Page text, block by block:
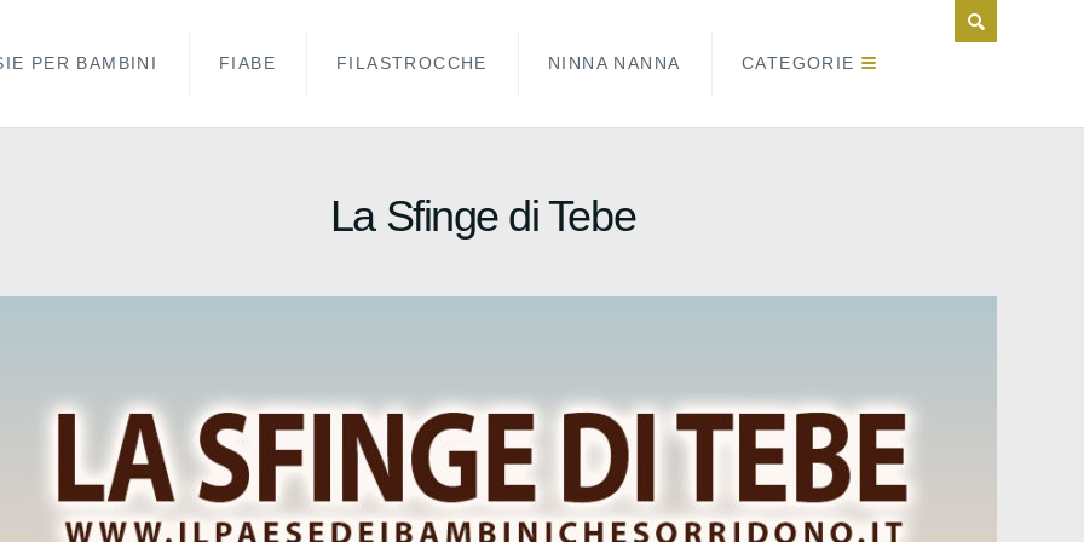
PER BAMBINI FIABE FILASTROCCHE NINNA NANNA CATEGORIE
La Sfinge di Tebe